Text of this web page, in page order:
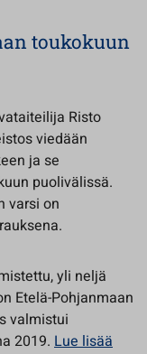
toukokuun
Risto
viedään
ja se
puolivälissä.
varsi on
yli neljä
Etelä-Pohjanmaan
valmistui
2019. Lue lisää